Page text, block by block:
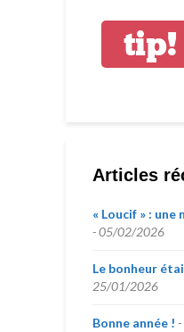
tip!
Articles
« Loucif » :
05/02/2026
Le bonheur
25/01/2026
Bonne année !